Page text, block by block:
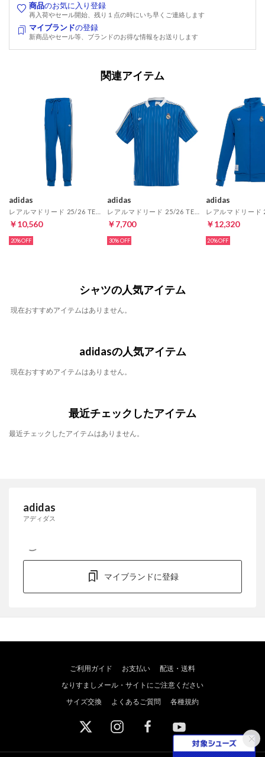
商品のお気に入り登録
再入荷やセール開始、残り１点の時にいち早くご連絡します
マイブランドの登録
新商品やセール等、ブランドのお得な情報をお送りします
関連アイテム
adidas
￥10,560
20%
adidas
￥7,700
30%
adidas
￥12,320
20%
シャツの人気アイテム
現在おすすめアイテムはありません。
adidasの人気アイテム
現在おすすめアイテムはありません。
最近チェックしたアイテム
最近チェックしたアイテムはありません。
adidas
アディダス
マイブランドに登録
ご利用ガイド お支払い
配送・送料
なりすましメール・サイトにご注意ください
サイズ交換
よくあるご質問 各種規約